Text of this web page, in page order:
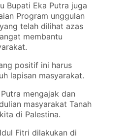
Bupati Eka Putra juga
Program unggulan
telah dilihat azas
membantu
positif ini harus
lapisan masyarakat.
mengajak dan
masyarakat Tanah
di Palestina.
Fitri dilakukan di